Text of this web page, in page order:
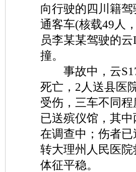
向行驶的四川籍
通客车(核载49人
员李某某驾驶的
撞。
事故中，云
死亡，2人送县医
受伤，三车不同
已送殡仪馆，其
在调查中；伤者
转大理州人民医
体征平稳。